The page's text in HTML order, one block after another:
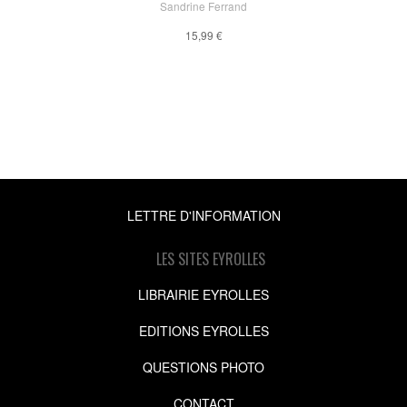
Sandrine Ferrand
15,99 €
LETTRE D'INFORMATION
LES SITES EYROLLES
LIBRAIRIE EYROLLES
EDITIONS EYROLLES
QUESTIONS PHOTO
CONTACT